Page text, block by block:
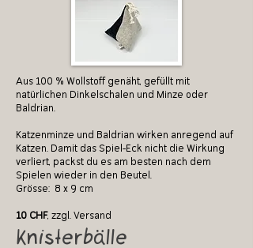
Aus 100 % Wollstoff genäht, gefüllt mit
natürlichen Dinkelschalen und Minze oder
Baldrian.
Katzenminze und Baldrian wirken anregend auf
Katzen. Damit das Spiel-Eck nicht die Wirkung
verliert, packst du es am besten nach dem
Spielen wieder in den Beutel.
Grösse: 8 x 9 cm
10 CHF, zzgl. Versand
Knisterbälle